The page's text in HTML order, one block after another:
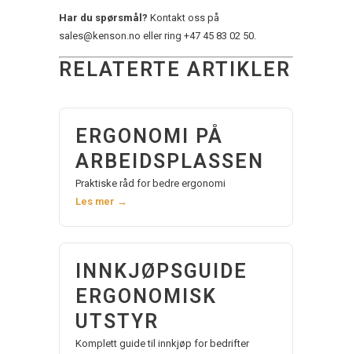
Har du spørsmål? Kontakt oss på
sales@kenson.no eller ring +47 45 83 02 50.
RELATERTE ARTIKLER
ERGONOMI PÅ
ARBEIDSPLASSEN
Praktiske råd for bedre ergonomi
Les mer →
INNKJØPSGUIDE
ERGONOMISK
UTSTYR
Komplett guide til innkjøp for bedrifter